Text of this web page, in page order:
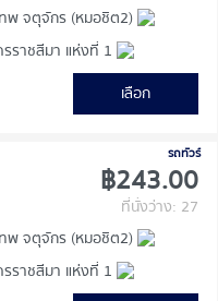
พ จตุจักร (หมอชิต2)
ราชสีมา แห่งที่ 1
เลือก
รถทัวร์
฿243.00
ที่นั่งว่าง: 27
พ จตุจักร (หมอชิต2)
ราชสีมา แห่งที่ 1